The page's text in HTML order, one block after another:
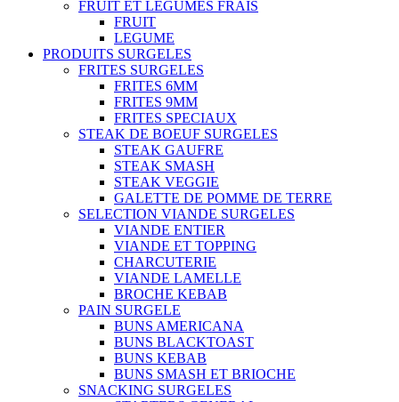
FRUIT ET LEGUMES FRAIS
FRUIT
LEGUME
PRODUITS SURGELES
FRITES SURGELES
FRITES 6MM
FRITES 9MM
FRITES SPECIAUX
STEAK DE BOEUF SURGELES
STEAK GAUFRE
STEAK SMASH
STEAK VEGGIE
GALETTE DE POMME DE TERRE
SELECTION VIANDE SURGELES
VIANDE ENTIER
VIANDE ET TOPPING
CHARCUTERIE
VIANDE LAMELLE
BROCHE KEBAB
PAIN SURGELE
BUNS AMERICANA
BUNS BLACKTOAST
BUNS KEBAB
BUNS SMASH ET BRIOCHE
SNACKING SURGELES